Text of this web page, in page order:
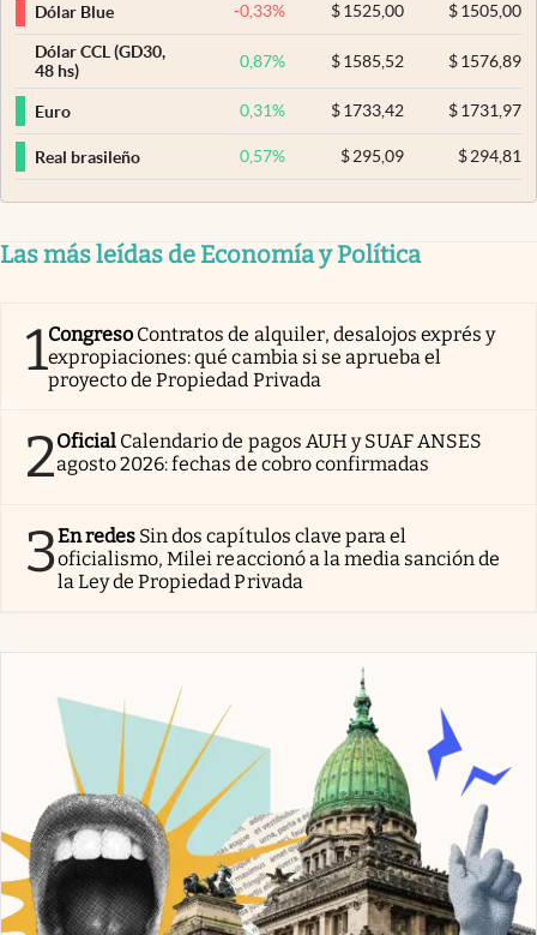
Dólar Blue -0,33% $ 1525,00 $1505,00
Dólar CCL (GD30,
48 hs)
0,87% $ 1585,52 $1576,89
Euro 0,31% $ 1733,42 $1731,97
Real brasileño 0,57% $295,09 $294,81
Las más leídas de Economía y Política
1Congreso Contratos de alquiler, desalojos exprés y
expropiaciones: qué cambia si se aprueba el
proyecto de Propiedad Privada
2Oficial Calendario de pagos AUH y SUAF ANSES
agosto 2026: fechas de cobro confirmadas
3En redes Sin dos capítulos clave para el
oficialismo, Milei reaccionó a la media sanción de
la Ley de Propiedad Privada